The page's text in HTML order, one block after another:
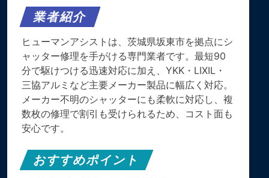
業者紹介
ヒューマンアシストは、茨城県坂東市を拠点にシ
ャッター修理を手がける専門業者です。最短90
分で駆けつける迅速対応に加え、YKK・LIXIL・
三協アルミなど主要メーカー製品に幅広く対応。
メーカー不明のシャッターにも柔軟に対応し、複
数枚の修理で割引も受けられるため、コスト面も
安心です。
おすすめポイント